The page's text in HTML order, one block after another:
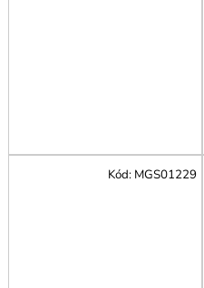
Kód: MGS01229